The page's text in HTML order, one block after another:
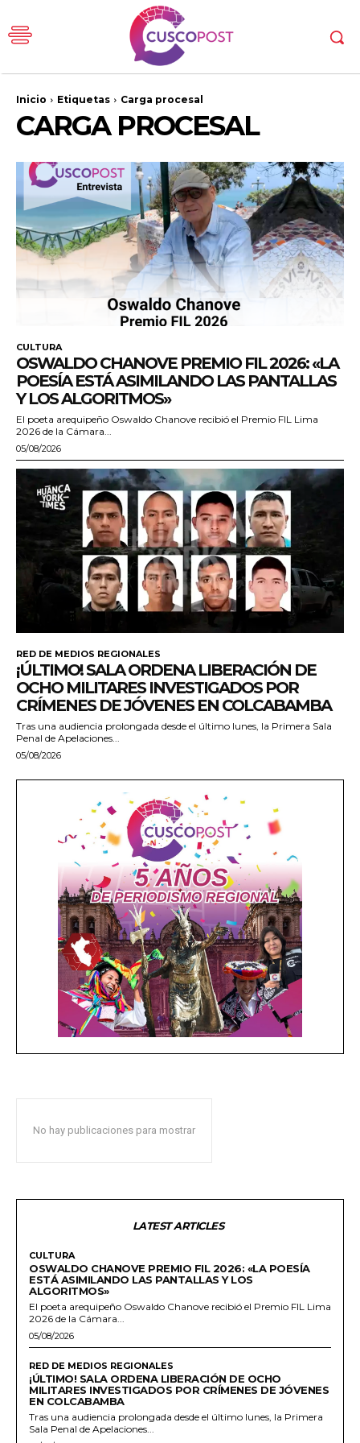
Inicio Etiquetas Carga procesal
CARGA PROCESAL
CULTURA
OSWALDO CHANOVE PREMIO FIL 2026: «LA
POESÍA ESTÁ ASIMILANDO LAS PANTALLAS
Y LOS ALGORITMOS»
El poeta arequipeño Oswaldo Chanove recibió el Premio FIL Lima
2026 de la Cámara...
05/08/2026
RED DE MEDIOS REGIONALES
¡ÚLTIMO! SALA ORDENA LIBERACIÓN DE
OCHO MILITARES INVESTIGADOS POR
CRÍMENES DE JÓVENES EN COLCABAMBA
Tras una audiencia prolongada desde el último lunes, la Primera Sala
Penal de Apelaciones...
05/08/2026
No hay publicaciones para mostrar
LATEST ARTICLES
CULTURA
OSWALDO CHANOVE PREMIO FIL 2026: «LA POESÍA
ESTÁ ASIMILANDO LAS PANTALLAS Y LOS
ALGORITMOS»
El poeta arequipeño Oswaldo Chanove recibió el Premio FIL Lima
2026 de la Cámara...
05/08/2026
RED DE MEDIOS REGIONALES
¡ÚLTIMO! SALA ORDENA LIBERACIÓN DE OCHO
MILITARES INVESTIGADOS POR CRÍMENES DE JÓVENES
EN COLCABAMBA
Tras una audiencia prolongada desde el último lunes, la Primera
Sala Penal de Apelaciones...